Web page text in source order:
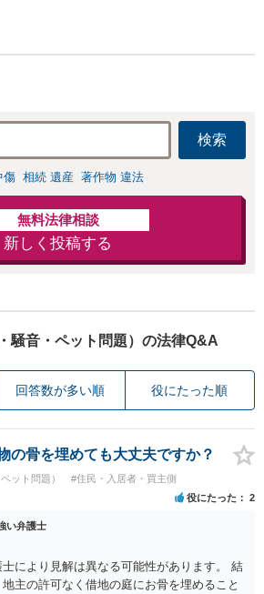
費、滞納家賃、養育費など
検索
傷 相続 遺産 著作物 違法
無料法律相談
新しく投稿する
騒音・ペット問題）の法律Q&A
回答数が多い順 役にたった順
の骨を埋めても大丈夫ですか？
ット問題） #住民・入居者・買主側
役にたった 2
い弁護士
により見解は異なる可能性があります。 結
主の許可なく借地の庭にお骨を埋めること